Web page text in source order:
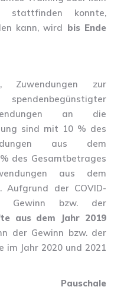
stattfinden konnte,
kann, wird bis Ende
Zuwendungen zur
an die
sind mit 10 % des
aus dem
des Gesamtbetrages
aus dem
Aufgrund der COVID-
Gewinn bzw. der
aus dem Jahr 2019
der Gewinn bzw. der
im Jahr 2020 und 2021
Pauschale